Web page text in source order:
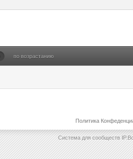
по возрастанию
Политика
Система для сообществ